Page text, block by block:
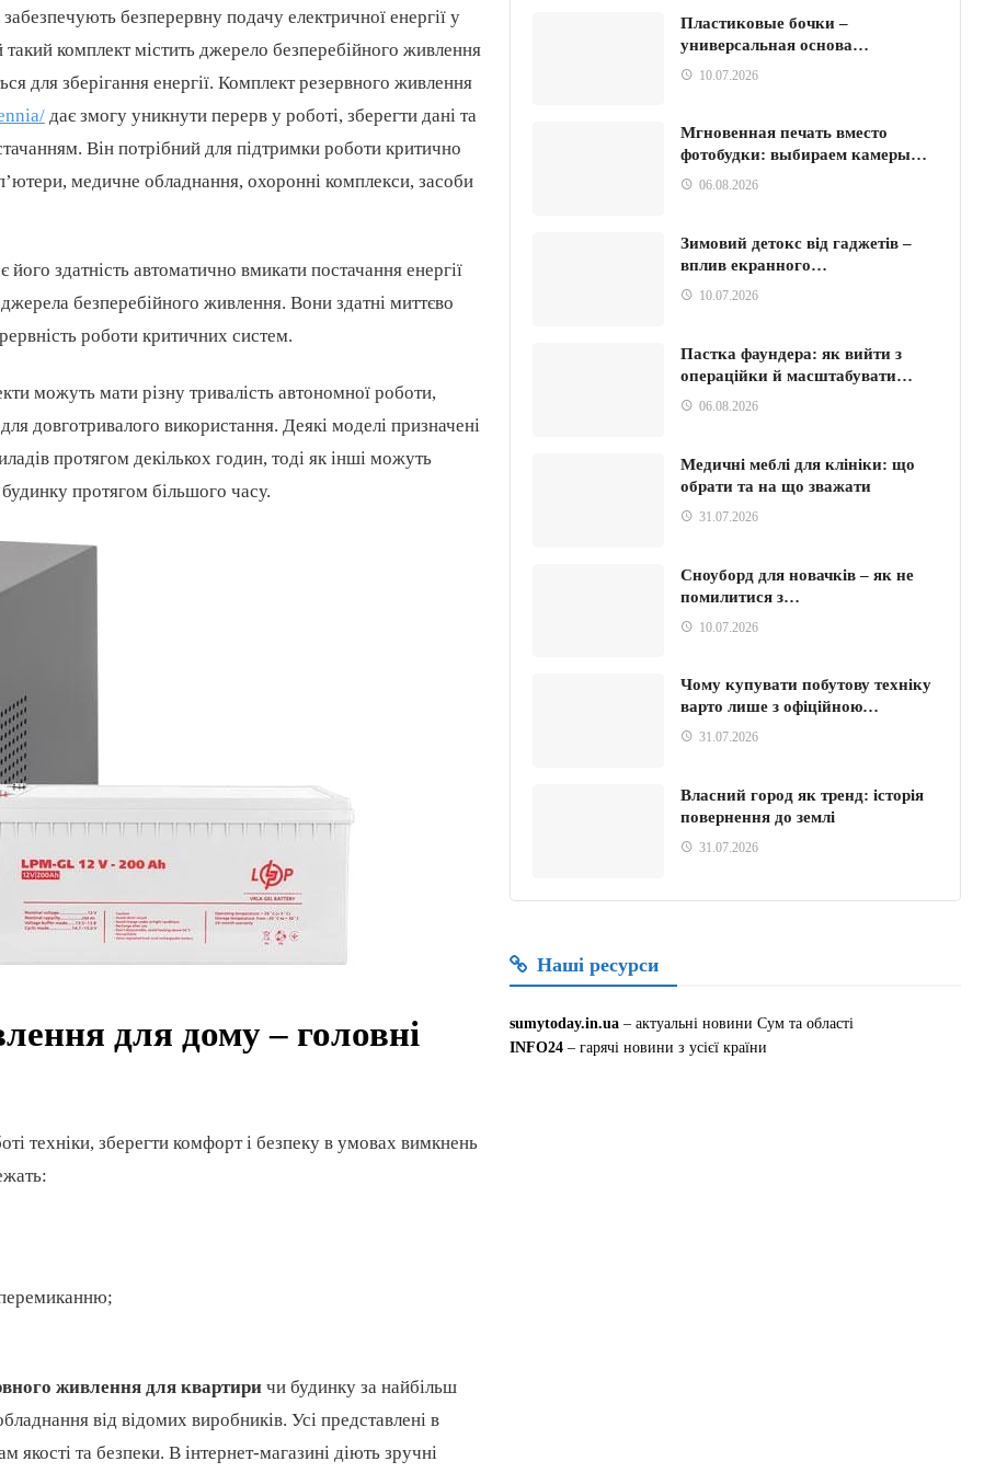
безперервну подачу електричної енергії у
комплект містить джерело безперебійного живлення
для зберігання енергії. Комплект резервного живлення
дає змогу уникнути перерв у роботі, зберегти дані та
Він потрібний для підтримки роботи критично
медичне обладнання, охоронні комплекси, засоби
здатність автоматично вмикати постачання енергії
безперебійного живлення. Вони здатні миттєво
роботи критичних систем.
можуть мати різну тривалість автономної роботи,
довготривалого використання. Деякі моделі призначені
протягом декількох годин, тоді як інші можуть
протягом більшого часу.
для дому– головні
техніки, зберегти комфорт і безпеку в умовах вимкнень
живлення для квартири чи будинку за найбільш
від відомих виробників. Усі представлені в
якості та безпеки. В інтернет-магазині діють зручні
Пластиковые бочки –
универсальная основа…
10.07.2026
Мгновенная печать вместо
фотобудки: выбираем камеры…
06.08.2026
Зимовий детокс від гаджетів –
вплив екранного…
10.07.2026
Пастка фаундера: як вийти з
операційки й масштабувати…
06.08.2026
Медичні меблі для клініки: що
обрати та на що зважати
31.07.2026
Сноуборд для новачків – як не
помилитися з…
10.07.2026
Чому купувати побутову техніку
варто лише з офіційною…
31.07.2026
Власний город як тренд: історія
повернення до землі
31.07.2026
Наші ресурси
sumytoday.in.ua – актуальні новини Сум та області
INFO24 – гарячі новини з усієї країни